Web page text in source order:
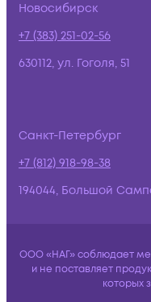
Новосибирск
+7 (383) 251-02-56
630112, ул. Гоголя, 51
Санкт-Петербург
+7 (812) 918-98-38
194044, Большой
ООО «НАГ» соблюдает
и не поставляет
которых